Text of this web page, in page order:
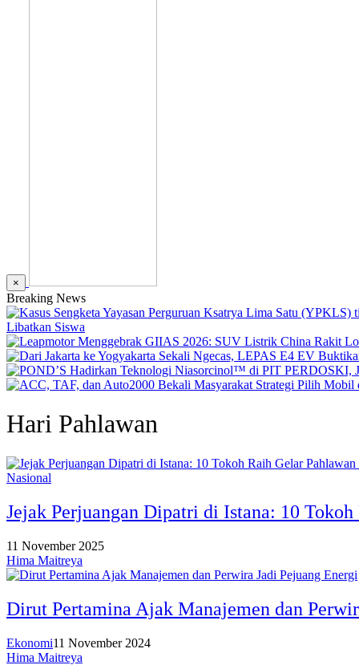
×
Breaking News
Libatkan Siswa
Hari Pahlawan
Nasional
Jejak Perjuangan Dipatri di Istana: 10
11 November 2025
Hima Maitreya
Dirut Pertamina Ajak Manajemen dan
Ekonomi11 November 2024
Hima Maitreya